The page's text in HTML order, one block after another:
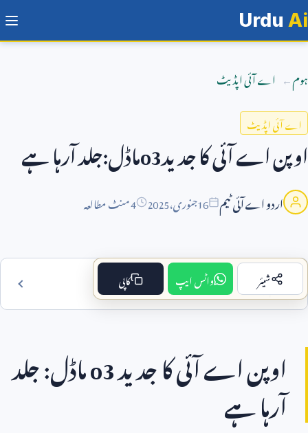
Urdu Ai
ہوم اے آئی اپڈیٹ
اے آئی اپڈیٹ
اوپن اے آئی کا جدیدo3ماڈل:جلد آرہا ہے
اردو اے آئی ٹیم 16جنوری،2025 4 منٹ مطالعہ
فہرست مضمون
اوپن اے آئی کا جدیدo3ماڈل: جلد
آرہا ہے
شیئر واٹس ایپ کاپی